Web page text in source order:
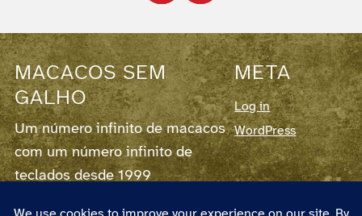
MACACOS SEM
GALHO
Um número infinito de macacos
com um número infinito de
teclados desde 1999
META
Log in
WordPress